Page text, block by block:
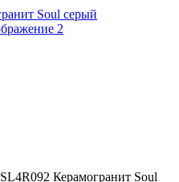
SL4R092 Керамогранит Soul